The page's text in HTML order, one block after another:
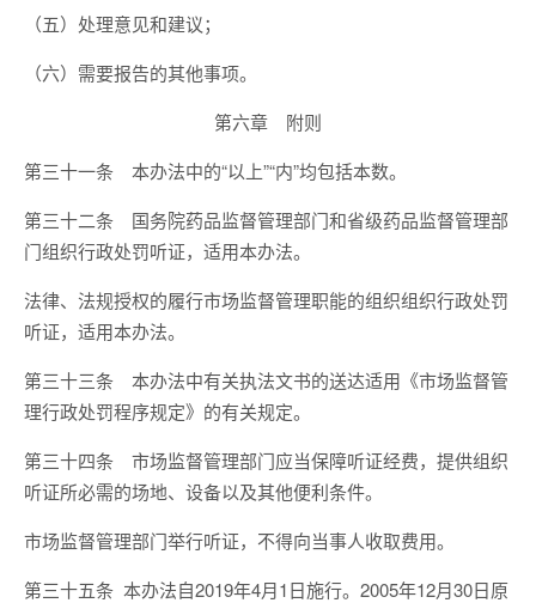
（五）处理意见和建议；
（六）需要报告的其他事项。
第六章 附则
第三十一条 本办法中的“以上”“内”均包括本数。
第三十二条 国务院药品监督管理部门和省级药品监督管理部
门组织行政处罚听证，适用本办法。
法律、法规授权的履行市场监督管理职能的组织组织行政处罚
听证，适用本办法。
第三十三条 本办法中有关执法文书的送达适用《市场监督管
理行政处罚程序规定》的有关规定。
第三十四条 市场监督管理部门应当保障听证经费，提供组织
听证所必需的场地、设备以及其他便利条件。
市场监督管理部门举行听证，不得向当事人收取费用。
第三十五条 本办法自2019年4月1日施行。2005年12月30日原